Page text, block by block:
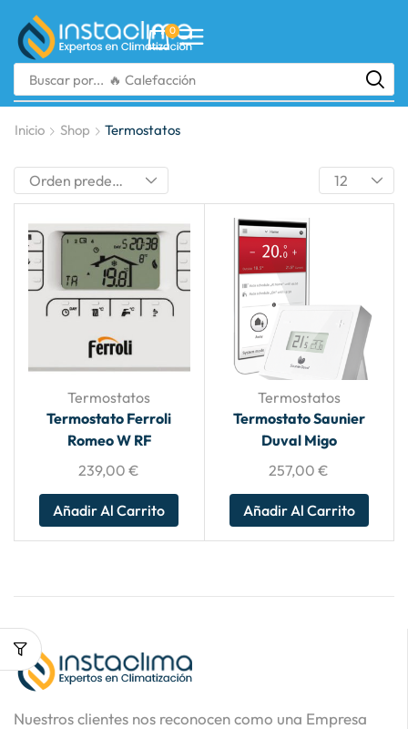
0
Buscar por... 🔥 Calefacción
Inicio Shop Termostatos
Termostatos
Termostato Ferroli
Romeo W RF
239,00€
Añadir Al Carrito
Termostatos
Termostato Saunier
Duval Migo
257,00€
Añadir Al Carrito
Nuestros clientes nos reconocen como una Empresa